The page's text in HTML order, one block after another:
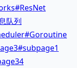
#ResNet
队列
#Goroutine
#subpage1